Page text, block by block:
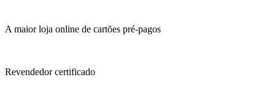
A maior loja online de cartões pré-pagos
Revendedor certificado